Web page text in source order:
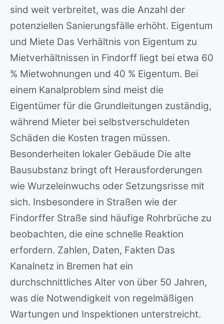
sind weit verbreitet, was die Anzahl der
potenziellen Sanierungsfälle erhöht. Eigentum
und Miete Das Verhältnis von Eigentum zu
Mietverhältnissen in Findorff liegt bei etwa 60
% Mietwohnungen und 40 % Eigentum. Bei
einem Kanalproblem sind meist die
Eigentümer für die Grundleitungen zuständig,
während Mieter bei selbstverschuldeten
Schäden die Kosten tragen müssen.
Besonderheiten lokaler Gebäude Die alte
Bausubstanz bringt oft Herausforderungen
wie Wurzeleinwuchs oder Setzungsrisse mit
sich. Insbesondere in Straßen wie der
Findorffer Straße sind häufige Rohrbrüche zu
beobachten, die eine schnelle Reaktion
erfordern. Zahlen, Daten, Fakten Das
Kanalnetz in Bremen hat ein
durchschnittliches Alter von über 50 Jahren,
was die Notwendigkeit von regelmäßigen
Wartungen und Inspektionen unterstreicht.